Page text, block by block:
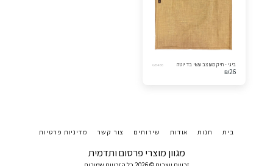
ביגי - תיק מעוצב עשוי בד יוטה GB466
₪26
מגוון מוצרי פרסום ותדמית
בית חנות אודות שירותים צור קשר מדיניות פרטיות